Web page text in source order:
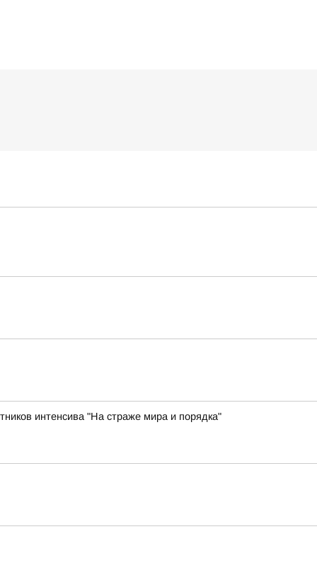
интенсива "На страже мира и порядка"